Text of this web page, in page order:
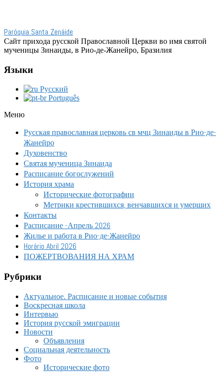
Paróquia Santa Zenáide
Сайт прихода русской Православной Церкви во имя святой
мученицы Зинаиды, в Рио-де-Жанейро, Бразилия
Языки
Русский
Português
Меню
Русская православная церковь св мчц Зинаиды в Рио-де-
Жанейро
Духовенство
Святая мученица Зинаида
Расписание богослужений
История храма
Исторические фотографии
Метрики крестившихся, венчавшихся и умерших
Контакты
Расписание -Апрель 2026
Жилье и работа в Рио-де-Жанейро
Horário Abril 2026
ПОЖЕРТВОВАНИЯ НА ХРАМ
Рубрики
Актуальное. Расписание и новые события
Воскресная школа
Интервью
История русской эмиграции
Новости
Объявления
Социальная деятельность
Фото
Исторические фото